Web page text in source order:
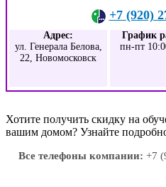
+7 (920)
Адрес:
ул. Генерала Белова,
22, Новомосковск
График
пн-пт
Хотите получить скидку на
вашим домом? Узнайте
Все телефоны компании: +7